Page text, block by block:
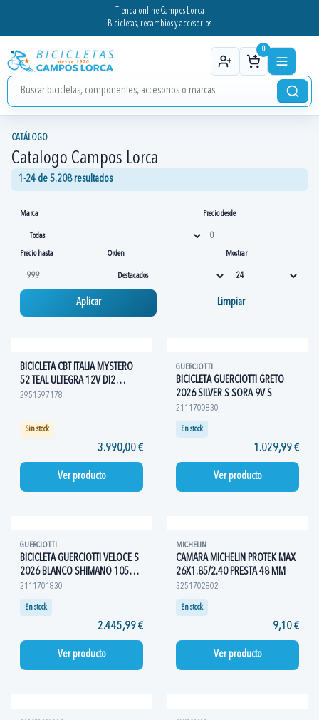
Tienda online Campos Lorca
Bicicletas, recambios y accesorios
0
CATÁLOGO
Catalogo Campos Lorca
1-24 de 5.208 resultados
Marca Precio desde
Precio hasta Orden Mostrar
Aplicar Limpiar
BICICLETA CBT ITALIA MYSTERO
52 TEAL ULTEGRA 12V DI2
NEWMEN ADVANCED 50
2951597178
Sin stock
3.990,00 €
Ver producto
GUERCIOTTI
BICICLETA GUERCIOTTI GRETO
2026 SILVER S SORA 9V S
2111700830
En stock
1.029,99 €
Ver producto
GUERCIOTTI
BICICLETA GUERCIOTTI VELOCE S
2026 BLANCO SHIMANO 105
12V URSUS ORION
2111701830
En stock
2.445,99 €
Ver producto
MICHELIN
CAMARA MICHELIN PROTEK MAX
26X1.85/2.40 PRESTA 48 MM
3251702802
En stock
9,10 €
Ver producto